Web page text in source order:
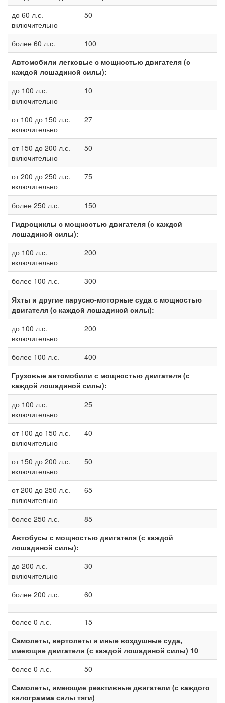
до 60 л.с.
включительно
50
более 60 л.с.
100
Автомобили легковые с мощностью двигателя (с
каждой лошадиной силы):
до 100 л.с.
включительно
10
от 100 до 150 л.с.
включительно
27
от 150 до 200 л.с.
включительно
50
от 200 до 250 л.с.
включительно
75
более 250 л.с.
150
Гидроциклы с мощностью двигателя (с каждой
лошадиной силы):
до 100 л.с.
включительно
200
более 100 л.с.
300
Яхты и другие парусно-моторные суда с мощностью
двигателя (с каждой лошадиной силы):
до 100 л.с.
включительно
200
более 100 л.с.
400
Грузовые автомобили с мощностью двигателя (с
каждой лошадиной силы):
до 100 л.с.
включительно
25
от 100 до 150 л.с.
включительно
40
от 150 до 200 л.с.
включительно
50
от 200 до 250 л.с.
включительно
65
более 250 л.с.
85
Автобусы с мощностью двигателя (с каждой
лошадиной силы):
до 200 л.с.
включительно
30
более 200 л.с. 60
более 0 л.с.
15
Самолеты, вертолеты и иные воздушные суда,
имеющие двигатели (с каждой лошадиной силы) 10
более 0 л.с.
50
Самолеты, имеющие реактивные двигатели (с каждого
килограмма силы тяги)